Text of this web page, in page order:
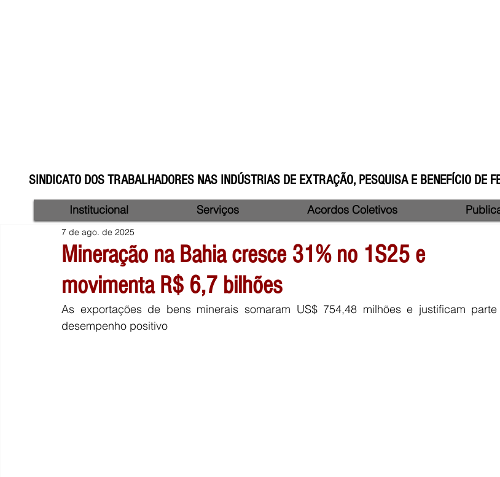
SINDICATO DOS TRABALHADORES NAS INDÚSTRIAS DE EXTRAÇÃO, PESQUISA E BENEFÍCIO DE
Mineração na Bahia cresce 31% no 1S25 e
movimenta R$ 6,7 bilhões
7 de ago. de 2025
As exportações de bens minerais somaram US$ 754,48 milhões e justificam
desempenho positivo
Institucional Serviços Acordos Coletivos